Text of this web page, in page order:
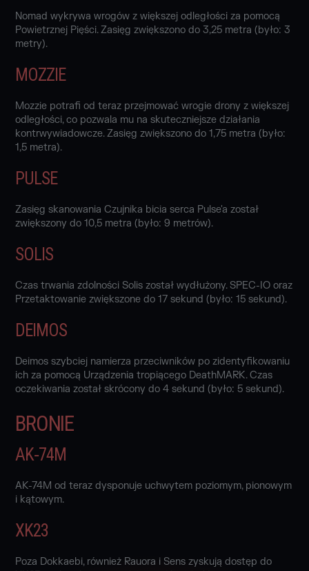
Nomad wykrywa wrogów z większej odległości za pomocą
Powietrznej Pięści. Zasięg zwiększono do 3,25 metra (było: 3
metry).
MOZZIE
Mozzie potrafi od teraz przejmować wrogie drony z większej
odległości, co pozwala mu na skuteczniejsze działania
kontrwywiadowcze. Zasięg zwiększono do 1,75 metra (było:
1,5 metra).
PULSE
Zasięg skanowania Czujnika bicia serca Pulse'a został
zwiększony do 10,5 metra (było: 9 metrów).
SOLIS
Czas trwania zdolności Solis został wydłużony. SPEC-IO oraz
Przetaktowanie zwiększone do 17 sekund (było: 15 sekund).
DEIMOS
Deimos szybciej namierza przeciwników po zidentyfikowaniu
ich za pomocą Urządzenia tropiącego DeathMARK. Czas
oczekiwania został skrócony do 4 sekund (było: 5 sekund).
BRONIE
AK‑74M
AK-74M od teraz dysponuje uchwytem poziomym, pionowym
i kątowym.
XK23
Poza Dokkaebi, również Rauora i Sens zyskują dostęp do